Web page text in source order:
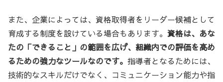
また、企業によっては、資格取得者をリーダー候補として
育成する制度を設けている場合もあります。 資格は、あな
たの「できること」の範囲を広げ、組織内での評価を高め
るための強力なツールなのです。 指導者となるためには、
技術的なスキルだけでなく、コミュニケーション能力や指